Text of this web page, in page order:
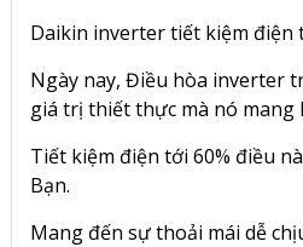
Daikin inverter tiết kiệm điện
Ngày nay, Điều hòa inverter
giá trị thiết thực mà nó mang
Tiết kiệm điện tới 60% điều
Bạn.
Mang đến sự thoải mái dễ